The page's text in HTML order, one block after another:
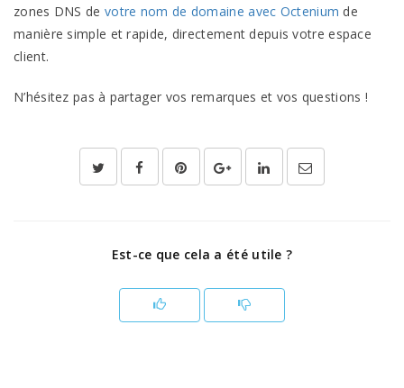
zones DNS de votre nom de domaine avec Octenium de
manière simple et rapide, directement depuis votre espace
client.
N’hésitez pas à partager vos remarques et vos questions !
Est-ce que cela a été utile ?